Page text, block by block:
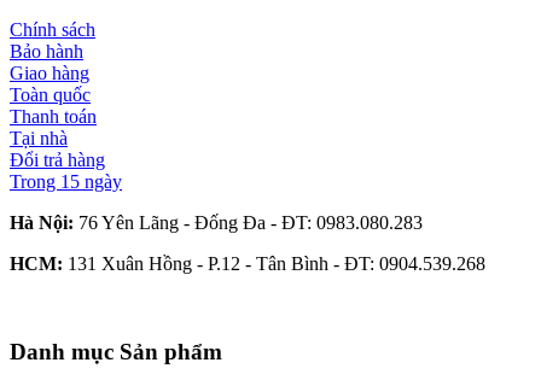
Chính sách
Bảo hành
Giao hàng
Toàn quốc
Thanh toán
Tại nhà
Đổi trả hàng
Trong 15 ngày
Hà Nội: 76 Yên Lãng - Đống Đa - ĐT: 0983.080.283
HCM: 131 Xuân Hồng - P.12 - Tân Bình - ĐT: 0904.539.268
Danh mục Sản phẩm